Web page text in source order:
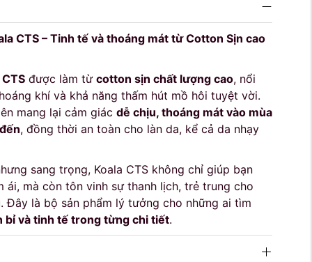
CTS – Tinh tế và thoáng mát từ Cotton Sịn cao
được làm từ cotton sịn chất lượng cao, nổi
khí và khả năng thấm hút mồ hôi tuyệt vời.
mang lại cảm giác dễ chịu, thoáng mát vào mùa
, đồng thời an toàn cho làn da, kể cả da nhạy
sang trọng, Koala CTS không chỉ giúp bạn
ái, mà còn tôn vinh sự thanh lịch, trẻ trung cho
Đây là bộ sản phẩm lý tưởng cho những ai tìm
bỉ và tinh tế trong từng chi tiết.